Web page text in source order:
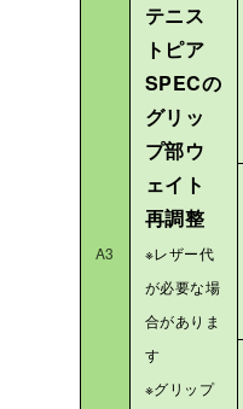
A3
テニス
トピア
SPECの
グリッ
プ部ウ
ェイト
再調整
※レザー代
が必要な場
合がありま
す
※グリップ